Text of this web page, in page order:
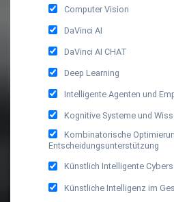
Computer Vision
DaVinci AI
DaVinci AI CHAT
Deep Learning
Intelligente Agenten und
Kognitive Systeme und
Kombinatorische
Entscheidungsunterstützung
Künstlich Intelligente
Künstliche Intelligenz im